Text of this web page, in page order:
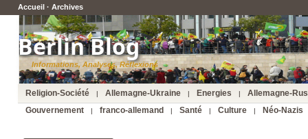
Accueil · Archives
Berlin Blog
Informations, Analyses, Réflexions
Religion-Société | Allemagne-Ukraine | Energies |
Allemagne-
Gouvernement
| franco-allemand | Santé | Culture | Néo-Nazis